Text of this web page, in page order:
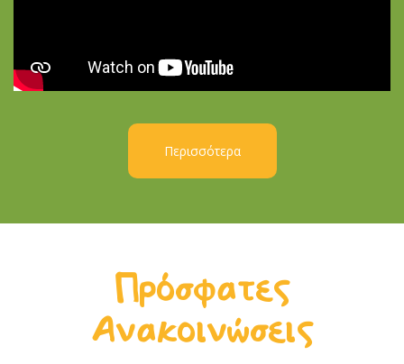
Περισσότερα
Πρόσφατες
Ανακοινώσεις